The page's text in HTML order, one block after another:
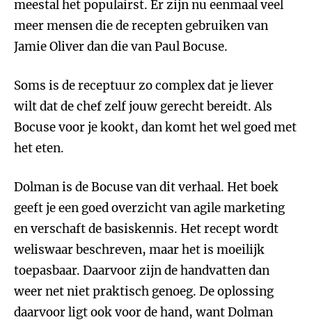
meestal het populairst. Er zijn nu eenmaal veel
meer mensen diede recepten gebruiken van
Jamie Oliver dan die van Paul Bocuse.
Soms is de receptuur zo complex dat je liever
wilt dat de chef zelf jouw gerecht bereidt. Als
Bocuse voor je kookt, dan komt het wel goed met
het eten.
Dolman is de Bocuse van dit verhaal. Het boek
geeft je een goed overzicht van agile marketing
en verschaft de basiskennis. Het recept wordt
weliswaar beschreven, maar het is moeilijk
toepasbaar. Daarvoor zijn de handvatten dan
weer net niet praktisch genoeg. De oplossing
daarvoor ligt ook voor de hand, want Dolman